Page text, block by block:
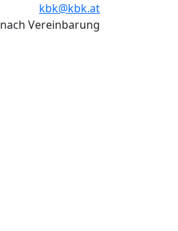
kbk@kbk.at
nach Vereinbarung